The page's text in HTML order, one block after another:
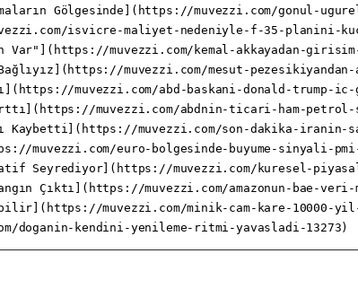
Gölgesinde](https://muvezzi.com/gonul-
isvicre-maliyet-nedeniyle-f-35-planini-
Var"](https://muvezzi.com/kemal-akkayadan-
muvezzi.com/mesut-
muvezzi.com/abd-baskani-donald-trump-
muvezzi.com/abdnin-ticari-ham-
Kaybetti](https://muvezzi.com/son-dakika-
muvezzi.com/euro-bolgesinde-buyume-sinyali-
Seyrediyor](https://muvezzi.com/kuresel-
Çıktı](https://muvezzi.com/amazonun-bae-
muvezzi.com/minik-cam-kare-10000-